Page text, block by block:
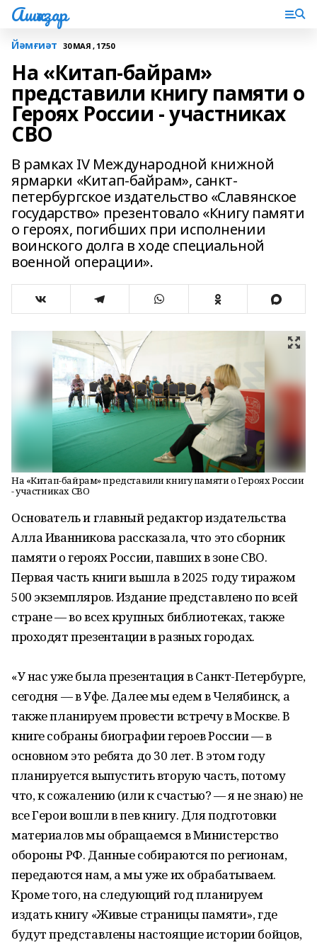
Ашҡаҙар
Йәмғиәт 30 МАЯ , 17:50
На «Китап-байрам»
представили книгу памяти о
Героях России - участниках
СВО
В рамках IV Международной книжной
ярмарки «Китап-байрам», санкт-
петербургское издательство «Славянское
государство» презентовало «Книгу памяти
о героях, погибших при исполнении
воинского долга в ходе специальной
военной операции».
На «Китап-байрам» представили книгу памяти о Героях России
- участниках СВО
Основатель и главный редактор издательства
Алла Иванникова рассказала, что это сборник
памяти о героях России, павших в зоне СВО.
Первая часть книги вышла в 2025 году тиражом
500 экземпляров. Издание представлено по всей
стране — во всех крупных библиотеках, также
проходят презентации в разных городах.
«У нас уже была презентация в Санкт-Петербурге,
сегодня — в Уфе. Далее мы едем в Челябинск, а
также планируем провести встречу в Москве. В
книге собраны биографии героев России — в
основном это ребята до 30 лет. В этом году
планируется выпустить вторую часть, потому
что, к сожалению (или к счастью? — я не знаю) не
все Герои вошли в пев книгу. Для подготовки
материалов мы обращаемся в Министерство
обороны РФ. Данные собираются по регионам,
передаются нам, а мы уже их обрабатываем.
Кроме того, на следующий год планируем
издать книгу «Живые страницы памяти», где
будут представлены настоящие истории бойцов,